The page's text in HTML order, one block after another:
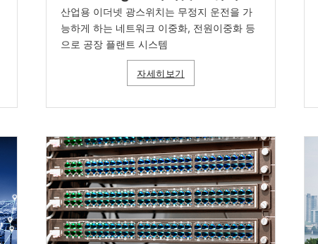
산업용 이더넷 광스위치는 무정지 운전을 가
능하게 하는 네트워크 이중화, 전원이중화 등
으로 공장 플랜트 시스템
자세히보기